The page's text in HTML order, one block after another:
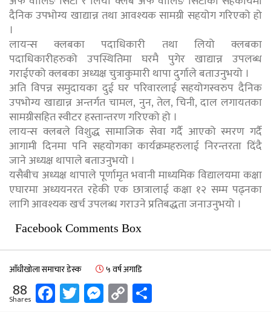
दैनिक उपभोग्य खाद्यान्न तथा आवश्यक सामग्री सहयोग गरिएको हो
।
लायन्स क्लबका पदाधिकारी तथा लियो क्लबका
पदाधिकारीहरुको उपस्थितिमा घरमै पुगेर खाद्यान्न उपलब्ध
गराईएको क्लबका अध्यक्ष चुत्राकुमारी थापा दुर्गाले बताउनुभयो ।
अति विपन्न समुदायका दुई घर परिवारलाई सहयोगस्वरुप दैनिक
उपभोग्य खाद्यान्न अन्तर्गत चामल, नुन, तेल, चिनी, दाल लगायतका
सामग्रीसहित स्वीटर हस्तान्तरण गरिएको हो ।
लायन्स क्लबले विशुद्ध सामाजिक सेवा गर्दै आएको स्मरण गर्दै
आगामी दिनमा पनि सहयोगका कार्यक्रमहरुलाई निरन्तरता दिंदै
जाने अध्यक्ष थापाले बताउनुभयो ।
यसैबीच अध्यक्ष थापाले पूर्णामृत भवानी माध्यमिक विद्यालयमा कक्षा
एघारमा अध्ययनरत रहेकी एक छात्रालाई कक्षा १२ सम्म पढ्नका
लागि आवश्यक खर्च उपलब्ध गराउने प्रतिबद्धता जनाउनुभयो ।
Facebook Comments Box
आँधीखोला समाचार डेस्क ५ वर्ष अगाडि
88
Shares Facebook
Twitter
Messenger
Copy